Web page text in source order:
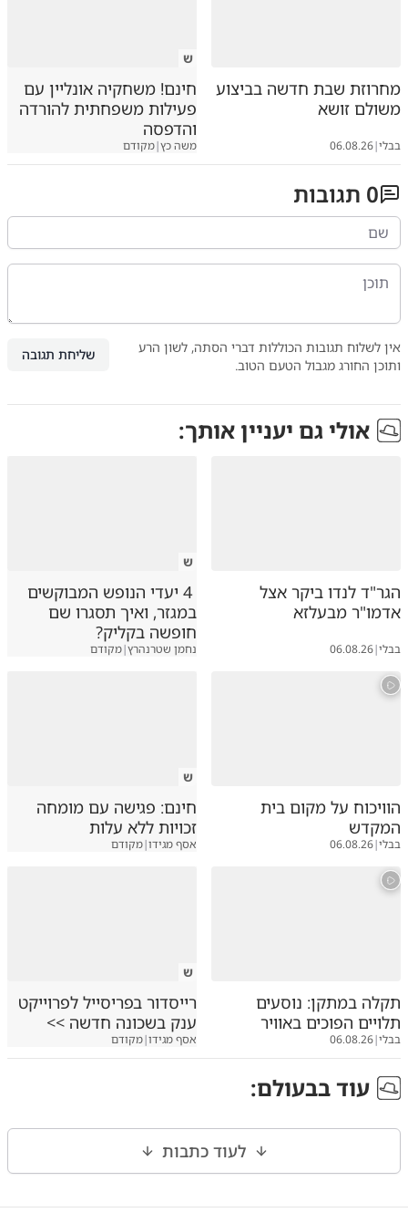
מחרוזת שבת חדשה בביצוע
משולם זושא
בבלי|
06.08.26
ש
חינם! משחקיה אונליין עם
פעילות משפחתית להורדה
והדפסה
משה כץ|מקודם
0 תגובות
אין לשלוח תגובות הכוללות דברי הסתה, לשון הרע
ותוכן החורג מגבול הטעם הטוב.
שליחת תגובה
אולי גם יעניין אותך:
הגר"ד לנדו ביקר אצל
אדמו"ר מבעלזא
בבלי|
06.08.26
ש
4 יעדי הנופש המבוקשים
במגזר, ואיך תסגרו שם
חופשה בקליק?
נחמן שטרנהרץ|מקודם
הוויכוח על מקום בית
המקדש
בבלי|
06.08.26
ש
חינם: פגישה עם מומחה
זכויות ללא עלות
אסף מגידו|מקודם
תקלה במתקן: נוסעים
תלויים הפוכים באוויר
בבלי|
06.08.26
ש
רייסדור בפריסייל לפרוייקט
ענק בשכונה חדשה >>
אסף מגידו|מקודם
עוד בבעולם:
לעוד כתבות